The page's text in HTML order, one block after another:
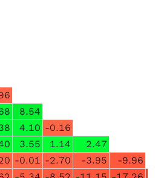
8.54
4.10 -0.16
3.55 1.14
2.47
-0.01 -2.70 -3.95
-9.96